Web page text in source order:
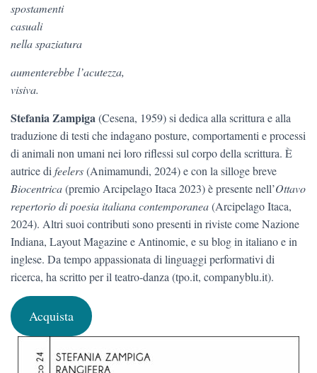
spostamenti
casuali
nella spaziatura
aumenterebbe l’acutezza,
visiva.
Stefania Zampiga(Cesena, 1959) si dedica alla scrittura e alla
traduzione di testi che indagano posture, comportamenti e processi
di animali non umani nei loro riflessi sul corpo della scrittura. È
autrice di feelers(Animamundi, 2024) e con la silloge breve
Biocentrica(premio Arcipelago Itaca 2023) è presente nell’Ottavo
repertorio di poesia italiana contemporanea(Arcipelago Itaca,
2024). Altri suoi contributi sono presenti in riviste come Nazione
Indiana, Layout Magazine e Antinomie, e su blog in italiano e in
inglese. Da tempo appassionata di linguaggi performativi di
ricerca, ha scritto per il teatro-danza (tpo.it, companyblu.it).
Acquista